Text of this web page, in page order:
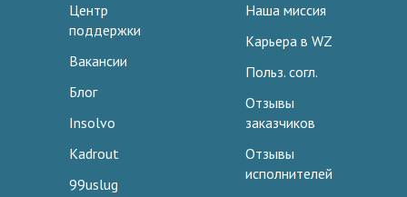
Центр
поддержки
Вакансии
Блог
Insolvo
Kadrout
99uslug
Наша миссия
Карьера в WZ
Польз. согл.
Отзывы
заказчиков
Отзывы
исполнителей